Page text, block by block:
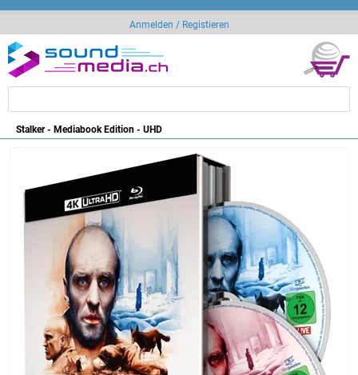
Anmelden / Registieren
Stalker - Mediabook Edition - UHD